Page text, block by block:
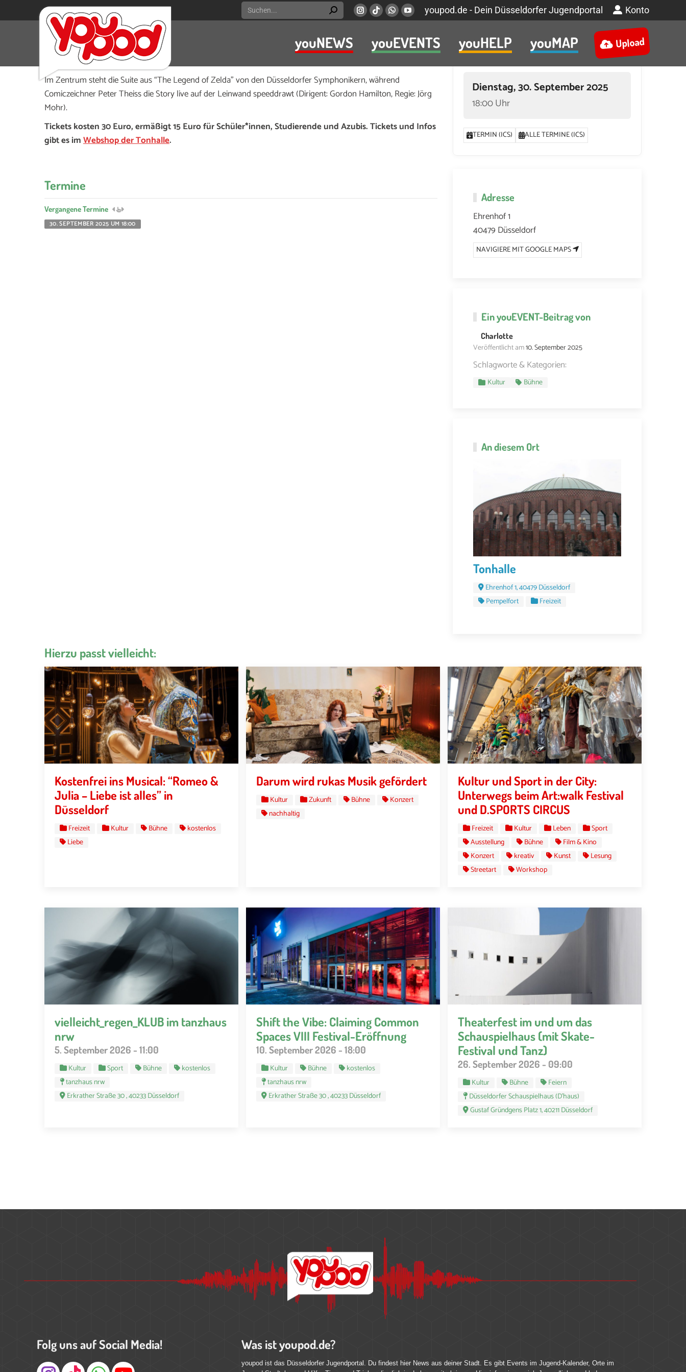
Search:
Instagram
opens
new
window
Viber
opens
in
new
window
Whatsapp
opens
in
new
window
YouTube
opens
in
new
youpod.de - Dein Düsseldorfer Jugendportal Konto
youNEWS youEVENTS youHELP youMAP Upload
Die Tonhalle Düsseldorf zündet am Dienstag, 30. September, mit
#IGNITION – ZELDA ein Kino-Gaming-
Meets-Klassik-Konzert. Das Event startet um 18 Uhr und findet im Mendelssohn-Saal statt.
Im Zentrum steht die Suite aus “The Legend of Zelda” von den Düsseldorfer Symphonikern, während
Comiczeichner Peter Theiss die Story live auf der Leinwand speeddrawt (Dirigent: Gordon Hamilton, Regie: Jörg
Mohr).
Tickets kosten 30 Euro, ermäßigt 15 Euro für Schüler*innen, Studierende und Azubis. Tickets und Infos
gibt es imWebshop der Tonhalle.
Termine
Vergangene Termine
30. SEPTEMBER 2025 UM 18:00
Dienstag, 30. September 2025
18:00 Uhr
TERMIN (ICS) ALLE TERMINE (ICS)
Adresse
Ehrenhof 1
40479 Düsseldorf
NAVIGIERE MIT GOOGLE MAPS
EinyouEVENT-Beitrag von
Charlotte
Veröffentlicht am10. September 2025
Schlagworte & Kategorien:
Kultur Bühne
An diesem Ort
Tonhalle
Ehrenhof 1, 40479 Düsseldorf
Pempelfort
Freizeit
Hierzu passt vielleicht:
Kostenfrei ins Musical: “Romeo &
Julia – Liebe ist alles” in
Düsseldorf
Freizeit Kultur Bühne
kostenlos
Liebe
Darum wird rukas Musik gefördert
Kultur Zukunft Bühne
Konzert
nachhaltig
Kultur und Sport in der City:
Unterwegs beim Art:walk Festival
und D.SPORTS CIRCUS
Freizeit Kultur Leben
Sport
Ausstellung
Bühne
Film & Kino
Konzert
kreativ Kunst
Lesung
Streetart
Workshop
vielleicht_regen_KLUB im tanzhaus
nrw
5. September 2026 - 11:00
Kultur Sport Bühne
kostenlos
tanzhaus nrw
Erkrather Straße 30 , 40233 Düsseldorf
Shift the Vibe: Claiming Common
Spaces VIII Festival-Eröffnung
10. September 2026 - 18:00
Kultur Bühne
kostenlos
tanzhaus nrw
Erkrather Straße 30 , 40233 Düsseldorf
Theaterfest im und um das
Schauspielhaus (mit Skate-
Festival und Tanz)
26. September 2026 - 09:00
Kultur Bühne
Feiern
Düsseldorfer Schauspielhaus (D’haus)
Gustaf Gründgens Platz 1, 40211 Düsseldorf
Folg uns auf Social Media! Was ist youpod.de?
youpod ist das Düsseldorfer Jugendportal. Du findest hier News aus deiner Stadt. Es gibt Events im Jugend-Kalender, Orte im